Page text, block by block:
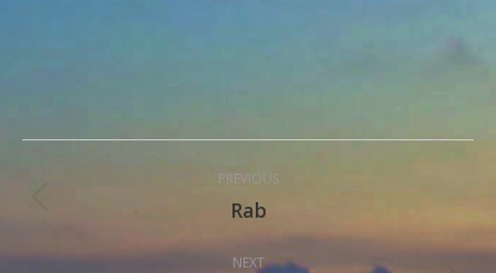
PREVIOUS
Previous
post:
Rab
NEXT